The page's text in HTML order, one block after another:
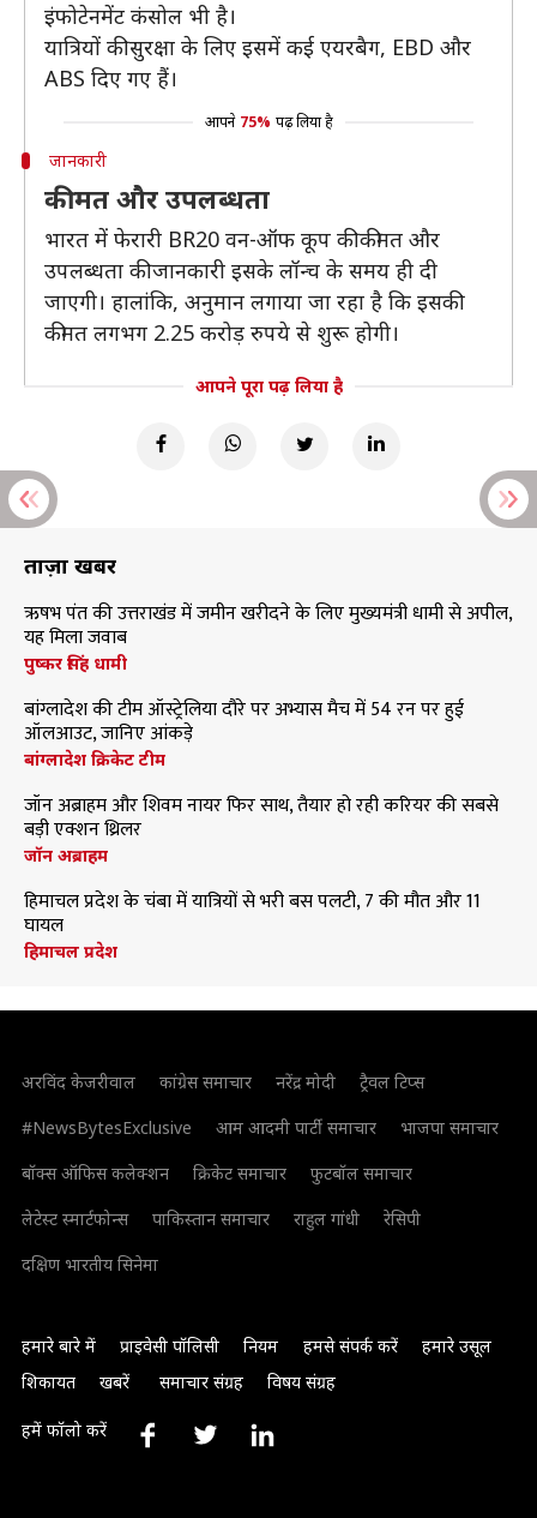
इंफोटेनमेंट कंसोल भी है।
यात्रियों की सुरक्षा के लिए इसमें कई एयरबैग, EBD और
ABS दिए गए हैं।
आपने 75% पढ़ लिया है
जानकारी
कीमत और उपलब्धता
भारत में फेरारी BR20 वन-ऑफ कूप की कीमत और
उपलब्धता की जानकारी इसके लॉन्च के समय ही दी
जाएगी। हालांकि, अनुमान लगाया जा रहा है कि इसकी
कीमत लगभग 2.25 करोड़ रुपये से शुरू होगी।
आपने पूरा पढ़ लिया है
ताज़ा खबरें
ऋषभ पंत की उत्तराखंड में जमीन खरीदने के लिए मुख्यमंत्री धामी से अपील,
यह मिला जवाब
पुष्कर सिंह धामी
बांग्लादेश की टीम ऑस्ट्रेलिया दौरे पर अभ्यास मैच में 54 रन पर हुई
ऑलआउट, जानिए आंकड़े
बांग्लादेश क्रिकेट टीम
जॉन अब्राहम और शिवम नायर फिर साथ, तैयार हो रही करियर की सबसे
बड़ी एक्शन थ्रिलर
जॉन अब्राहम
हिमाचल प्रदेश के चंबा में यात्रियों से भरी बस पलटी, 7 की मौत और 11
घायल
हिमाचल प्रदेश
अरविंद केजरीवाल कांग्रेस समाचार नरेंद्र मोदी
ट्रैवल टिप्स
#NewsBytesExclusive
आम आदमी पार्टी समाचार
भाजपा समाचार
बॉक्स ऑफिस कलेक्शन
क्रिकेट समाचार
फुटबॉल समाचार
लेटेस्ट स्मार्टफोन्स
पाकिस्तान समाचार राहुल गांधी
रेसिपी
दक्षिण भारतीय सिनेमा
हमारे बारे में प्राइवेसी पॉलिसी नियम हमसे संपर्क करें
हमारे उसूल
शिकायत
खबरें समाचार संग्रह विषय संग्रह
हमें फॉलो करें